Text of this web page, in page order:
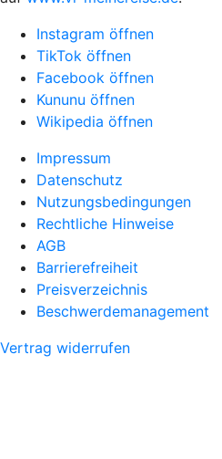
Instagram öffnen
TikTok öffnen
Facebook öffnen
Kununu öffnen
Wikipedia öffnen
Impressum
Datenschutz
Nutzungsbedingungen
Rechtliche Hinweise
AGB
Barrierefreiheit
Preisverzeichnis
Beschwerdemanagement
Vertrag widerrufen